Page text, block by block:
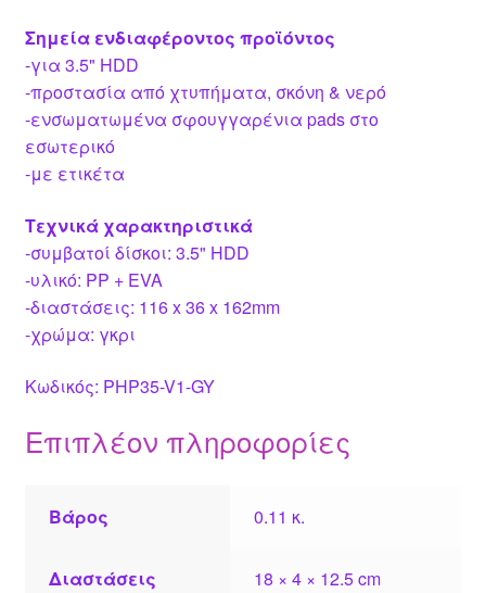
Σημεία ενδιαφέροντος προϊόντος
-για 3.5" HDD
-προστασία από χτυπήματα, σκόνη & νερό
-ενσωματωμένα σφουγγαρένια pads στο
εσωτερικό
-με ετικέτα
Τεχνικά χαρακτηριστικά
-συμβατοί δίσκοι: 3.5" HDD
-υλικό: PP + EVA
-διαστάσεις: 116 x 36 x 162mm
-χρώμα: γκρι
Κωδικός: PHP35-V1-GY
Επιπλέον πληροφορίες
Βάρος 0.11 κ.
Διαστάσεις 18 × 4 × 12.5 cm